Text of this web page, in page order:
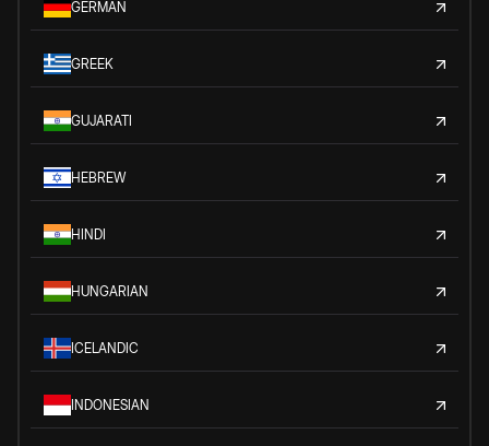
GERMAN
GREEK
GUJARATI
HEBREW
HINDI
HUNGARIAN
ICELANDIC
INDONESIAN